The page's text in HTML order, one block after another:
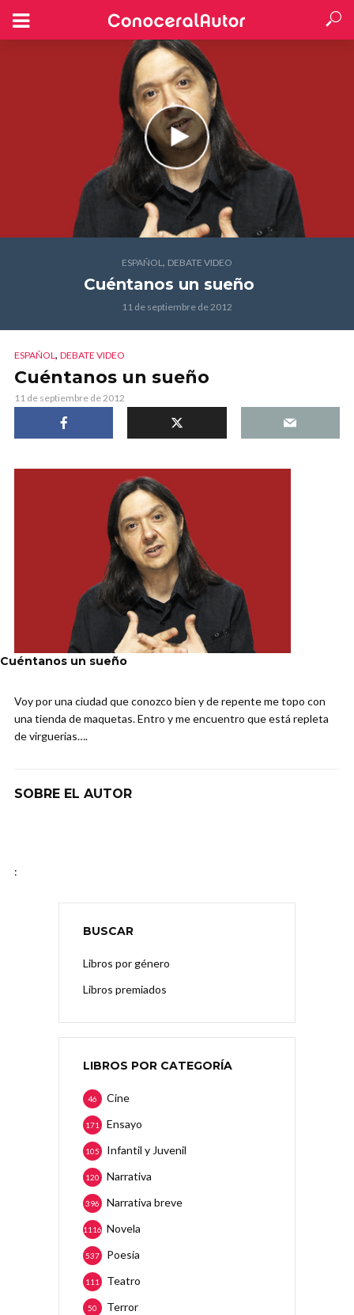
ESPAÑOL, DEBATE VIDEO
Cuéntanos un sueño
11 de septiembre de 2012
ESPAÑOL, DEBATE VIDEO
Cuéntanos un sueño
11 de septiembre de 2012
Cuéntanos un sueño
Voy por una ciudad que conozco bien y de repente me topo con
una tienda de maquetas. Entro y me encuentro que está repleta
de virguerias….
SOBRE EL AUTOR
:
BUSCAR
Libros por género
Libros premiados
LIBROS POR CATEGORÍA
Cine
46
Ensayo
171
Infantil y Juvenil
105
Narrativa
120
Narrativa breve
396
Novela
1116
Poesía
537
Teatro
111
Terror
50